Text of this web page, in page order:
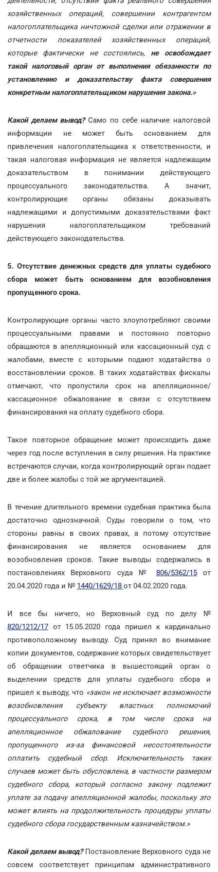
хозяйственных операций, совершении контрагентом
налогоплательщика ничтожной сделки или отражении в
отчетности показателей хозяйственных операций,
которые фактически не состоялись, не освобождает
такой налоговый орган от выполнения обязанности по
установлению и доказательству факта совершения
конкретным налогоплательщиком нарушения закона.»
Какой делаем вывод?Само по себе наличие налоговой
информации не может быть основанием для
привлечения налогоплательщика к ответственности, и
такая налоговая информация не является надлежащим
доказательством в понимании действующего
процессуального законодательства. А значит,
контролирующие органы обязаны доказывать
надлежащими и допустимыми доказательствами факт
нарушения налогоплательщиком требований
действующего законодательства.
5. Отсутствие денежных средств для уплаты судебного
сбора может быть основанием для возобновления
пропущенного срока.
Контролирующие органы часто злоупотребляют своими
процессуальными правами и постоянно повторно
обращаются в апелляционный или кассационный суд с
жалобами, вместе с которыми подают ходатайства о
восстановлении сроков. В таких ходатайствах фискалы
отмечают, что пропустили срок на апелляционное/
кассационное обжалование в связи с отсутствием
финансирования на оплату судебного сбора.
Такое повторное обращение может происходить даже
через год после вступления в силу решения. На практике
встречаются случаи, когда контролирующий орган подает
две и более жалобы с той же аргументацией.
В течение длительного времени судебная практика была
достаточно однозначной. Суды говорили о том, что
стороны равны в своих правах, а потому отсутствие
финансирования не является основанием для
возобновления сроков. Такие выводы содержались в
постановлениях Верховного суда № 806/5362/15от
20.04.2020 года и № 1440/1629/18 от 04.02.2020 года.
И все бы ничего, но Верховный суд по делу №
820/1212/17 от 15.05.2020 года пришел к кардинально
противоположному выводу. Суд принял во внимание
копии документов, содержание которых свидетельствует
об обращении ответчика в вышестоящий орган о
выделении средств для уплаты судебного сбора и
пришел к выводу, что «закон не исключает возможности
возобновления субъекту властных полномочий
процессуального срока, в том числе срока на
апелляционное обжалование судебного решения,
пропущенного из-за финансовой несостоятельности
оплатить судебный сбор. Исключительность таких
случаев может быть обусловлена, в частности размером
судебного сбора, который согласно закону подлежит
уплате за подачу апелляционной жалобы, поскольку это
может влиять на продолжительность процедуры уплаты
судебного сбора государственным казначейством.»
Какой делаем вывод?Постановление Верховного суда не
совсем соответствует принципам административного